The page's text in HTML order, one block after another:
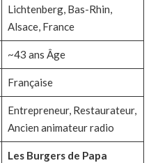
Lichtenberg, Bas-Rhin,
Alsace, France
~43 ans Âge
Française
Entrepreneur, Restaurateur,
Ancien animateur radio
Les Burgers de Papa